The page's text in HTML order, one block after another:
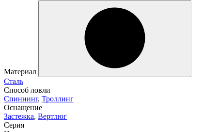
Материал
Сталь
Способ ловли
Спиннинг, Троллинг
Оснащение
Застежка, Вертлюг
Серия